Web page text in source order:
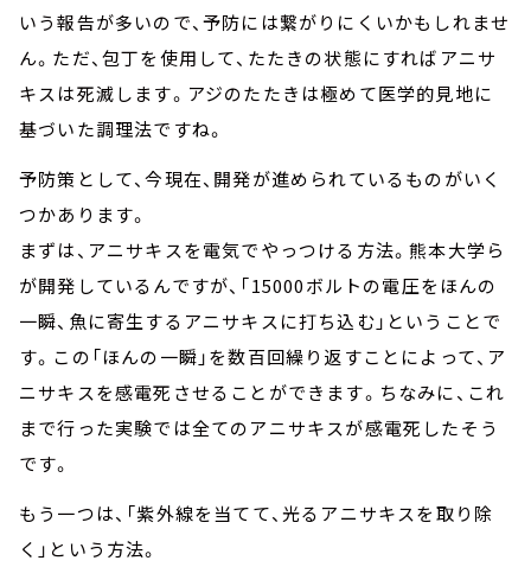
いう報告が多いので、予防には繋がりにくいかもしれませ
ん。ただ、包丁を使用して、たたきの状態にすればアニサ
キスは死滅します。アジのたたきは極めて医学的見地に
基づいた調理法ですね。
予防策として、今現在、開発が進められているものがいく
つかあります。
まずは、アニサキスを電気でやっつける方法。熊本大学ら
が開発しているんですが、「15000ボルトの電圧をほんの
一瞬、魚に寄生するアニサキスに打ち込む」ということで
す。この「ほんの一瞬」を数百回繰り返すことによって、ア
ニサキスを感電死させることができます。ちなみに、これ
まで行った実験では全てのアニサキスが感電死したそう
です。
もう一つは、「紫外線を当てて、光るアニサキスを取り除
く」という方法。